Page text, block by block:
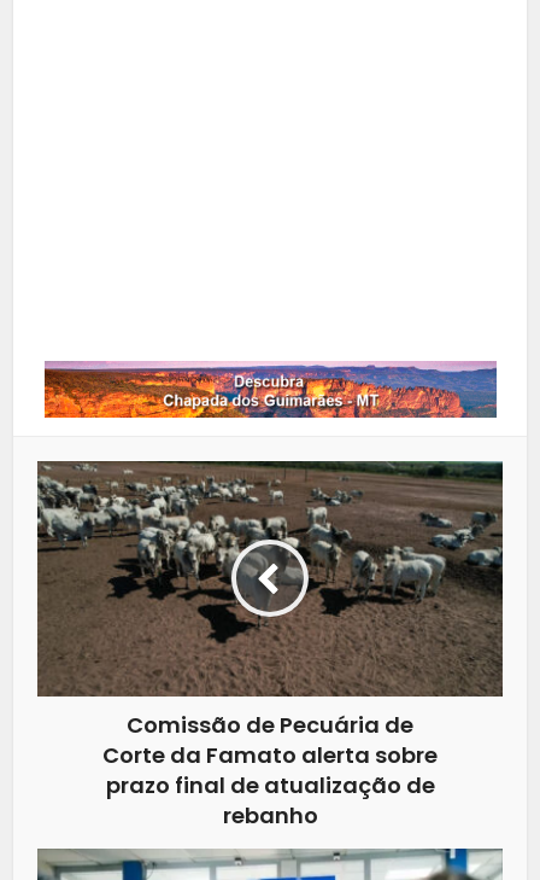
Comissão de Pecuária de
Corte da Famato alerta sobre
prazo final de atualização de
rebanho